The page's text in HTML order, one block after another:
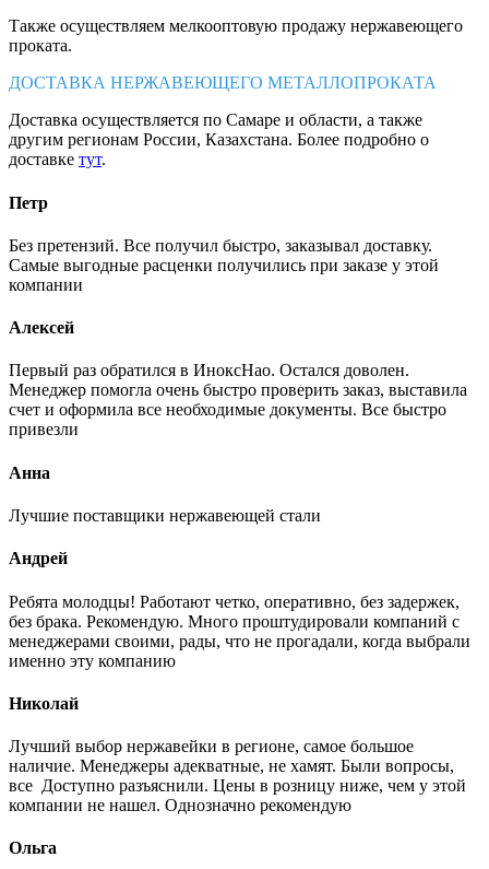
Также осуществляем мелкооптовую продажу нержавеющего
проката.
ДОСТАВКА НЕРЖАВЕЮЩЕГО МЕТАЛЛОПРОКАТА
Доставка осуществляется по Самаре и области, а также
другим регионам России, Казахстана. Более подробно о
доставке тут.
Петр
Без претензий. Все получил быстро, заказывал доставку.
Самые выгодные расценки получились при заказе у этой
компании
Алексей
Первый раз обратился в ИноксНао. Остался доволен.
Менеджер помогла очень быстро проверить заказ, выставила
счет и оформила все необходимые документы. Все быстро
привезли
Анна
Лучшие поставщики нержавеющей стали
Андрей
Ребята молодцы! Работают четко, оперативно, без задержек,
без брака. Рекомендую. Много проштудировали компаний с
менеджерами своими, рады, что не прогадали, когда выбрали
именно эту компанию
Николай
Лучший выбор нержавейки в регионе, самое большое
наличие. Менеджеры адекватные, не хамят. Были вопросы,
все Доступно разъяснили. Цены в розницу ниже, чем у этой
компании не нашел. Однозначно рекомендую
Ольга